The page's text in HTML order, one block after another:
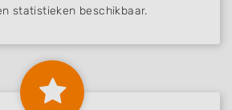
statistieken beschikbaar.